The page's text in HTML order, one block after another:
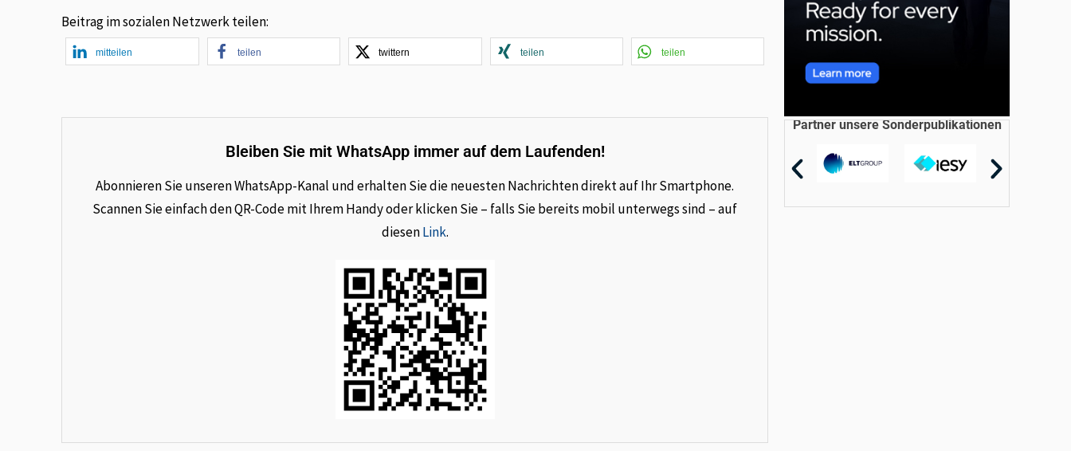
Beitrag im sozialen Netzwerk teilen:
mitteilen teilen twittern teilen teilen
Bleiben Sie mit WhatsApp immer auf dem Laufenden!
Abonnieren Sie unseren WhatsApp-Kanal und erhalten Sie die neuesten Nachrichten direkt auf Ihr Smartphone.
Scannen Sie einfach den QR-Code mit Ihrem Handy oder klicken Sie – falls Sie bereits mobil unterwegs sind – auf
diesenLink.
Partner unsere Sonderpublikationen